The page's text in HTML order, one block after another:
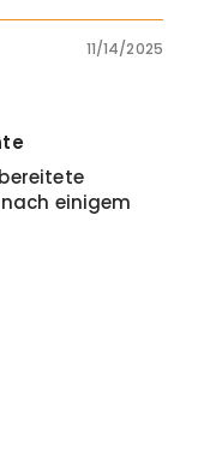
11/14/2025
nach einigem